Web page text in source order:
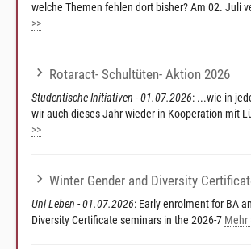
welche Themen fehlen dort bisher? Am 02. Juli
>>
Rotaract- Schultüten- Aktion 2026
Studentische Initiativen - 01.07.2026: ...wie in
wir auch dieses Jahr wieder in Kooperation mit
>>
Winter Gender and Diversity
Uni Leben - 01.07.2026: Early enrolment for BA
Diversity Certificate seminars in the 2026-7 Mehr